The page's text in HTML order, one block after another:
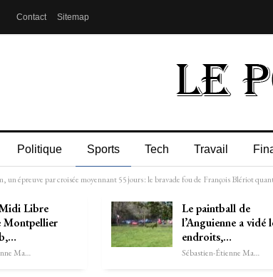
Contact Sitemap
Politique Sports Tech Travail
un épreuve par croisée moyennant 55 jours : le bravade fou de François Blériot
Libre
Montpellier
Sébastien-Étienne Marechal
Le paintball de
l’Anguienne a vidé
endroits,…
Sébastien-Étienne Marechal